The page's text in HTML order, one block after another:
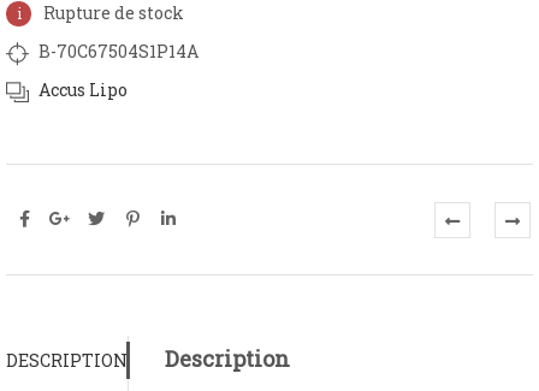
Rupture de stock
B-70C67504S1P14A
Accus Lipo
DESCRIPTION
Description